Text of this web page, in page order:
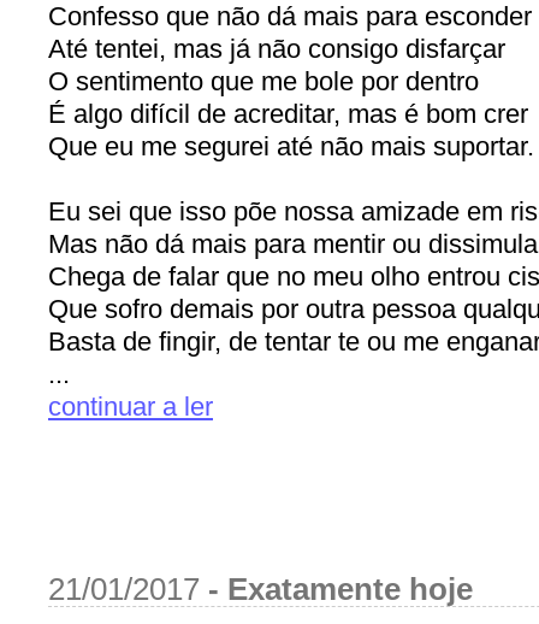
Confesso que não dá mais para esconder
Até tentei, mas já não consigo disfarçar
O sentimento que me bole por dentro
É algo difícil de acreditar, mas é bom crer
Que eu me segurei até não mais suportar.
Eu sei que isso põe nossa amizade em
Mas não dá mais para mentir ou
Chega de falar que no meu olho entrou
Que sofro demais por outra pessoa
Basta de fingir, de tentar te ou me
...
continuar a ler
21/01/2017 - Exatamente hoje